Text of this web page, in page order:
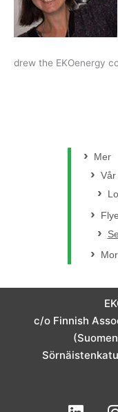
drew the EKOenergy
Mer
Vår
c/o Finnish
L